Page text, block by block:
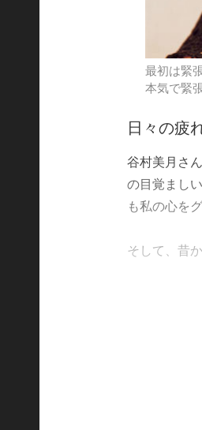
最初は緊
本気で緊
日々の疲
谷村美月さ
の目覚まし
も私の心を
そして、昔